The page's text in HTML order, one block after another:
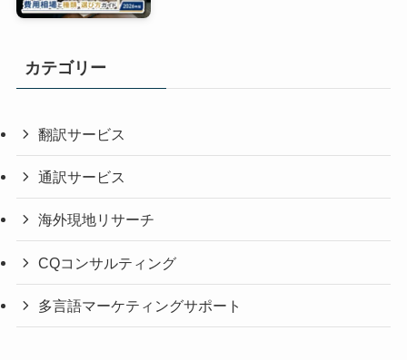
カテゴリー
翻訳サービス
通訳サービス
海外現地リサーチ
CQコンサルティング
多言語マーケティングサポート